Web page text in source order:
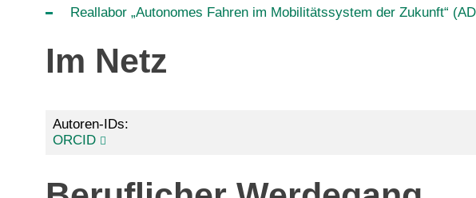
Reallabor „Autonomes Fahren im Mobilitätssystem der Zukunft“
Im Netz
Autoren-IDs:
ORCID